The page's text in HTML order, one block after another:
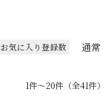
お気に入り登録数 通常
1件～20件（全41件